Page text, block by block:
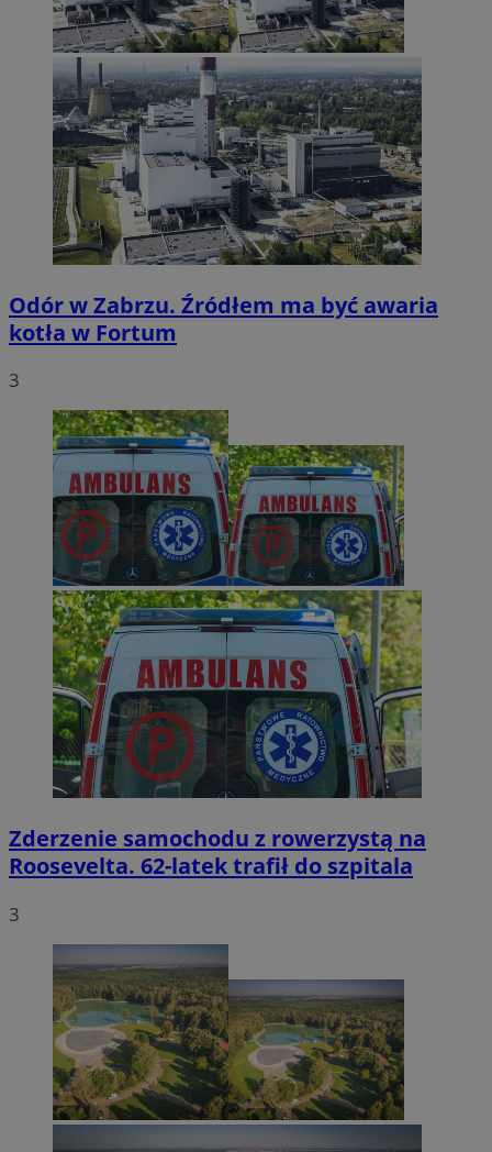
Odór w Zabrzu. Źródłem ma być awaria
kotła w Fortum
3
Zderzenie samochodu z rowerzystą na
Roosevelta. 62-latek trafił do szpitala
3